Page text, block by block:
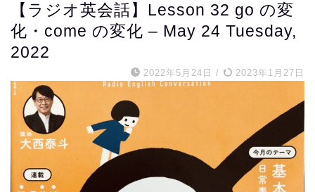
【ラジオ英会話】Lesson 32 go の変
化・come の変化 – May 24 Tuesday,
2022
2022年5月24日 / 2023年1月27日